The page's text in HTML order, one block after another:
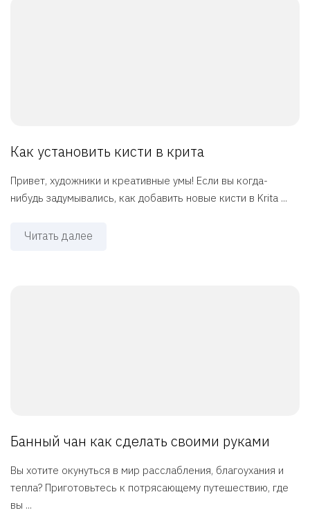
Как установить кисти в крита
Привет, художники и креативные умы! Если вы когда-
нибудь задумывались, как добавить новые кисти в Krita ...
Читать далее
Банный чан как сделать своими руками
Вы хотите окунуться в мир расслабления, благоухания и
тепла? Приготовьтесь к потрясающему путешествию, где
вы ...